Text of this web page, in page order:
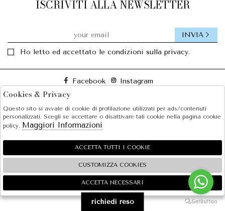
ISCRIVITI ALLA NEWSLETTER
Ho letto ed accettato le condizioni sulla privacy.
INVIA
Facebook Instagram
SOLE S.R.L.
SHOPPING
EXTRA
2026 SOLE S.R.L. - P.iva : 07456781215 Powered byAteliersocietàgruppo Zucchetti
🍪
richiedi reso
Cookies & Privacy
Questo sito si avvale di cookie di profilazione utilizzati per ads/contenuti
personalizzati. Scegli se accettare o disattivare tali cookie nella pagina cookie
policy. Maggiori Informazioni
ACCETTA TUTTI I COOKIE
CUSTOMIZZA COOKIES
ACCETTA NECESSARI